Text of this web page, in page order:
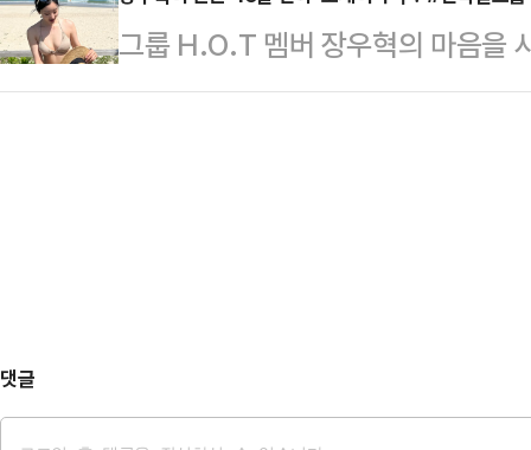
'신형 저격수보총'을 점검하고 "우
된 것은 대단히 기쁜 일"이라고 만
돌입하는 장 대표의 판단에 대해서
타나고 있는 당 안팎의 문제를 해결
그룹 H.O.T 멤버 장우혁의 마음을
있다.1994년생인 오채이의 본명은
댓글